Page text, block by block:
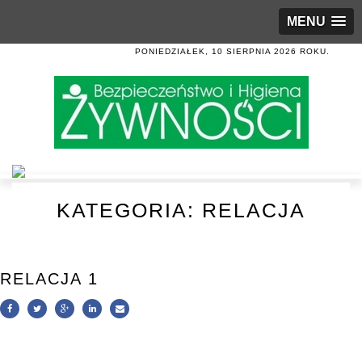
MENU
PONIEDZIAŁEK, 10 SIERPNIA 2026 ROKU.
KATEGORIA: RELACJA
RELACJA 1